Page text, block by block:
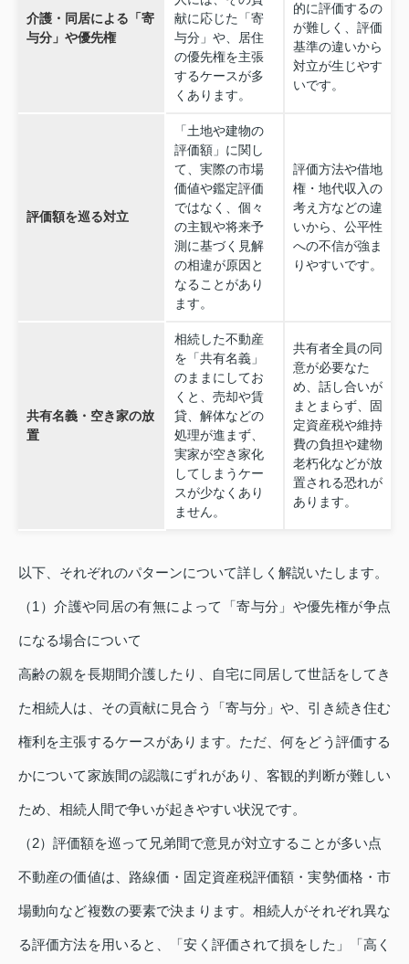
介護・同居による「寄
与分」や優先権
献に応じた「寄
与分」や、居住
の優先権を主張
するケースが多
くあります。
的に評価するの
が難しく、評価
基準の違いから
対立が生じやす
いです。
評価額を巡る対立
「土地や建物の
評価額」に関し
て、実際の市場
価値や鑑定評価
ではなく、個々
の主観や将来予
測に基づく見解
の相違が原因と
なることがあり
ます。
評価方法や借地
権・地代収入の
考え方などの違
いから、公平性
への不信が強ま
りやすいです。
共有名義・空き家の放
置
相続した不動産
を「共有名義」
のままにしてお
くと、売却や賃
貸、解体などの
処理が進まず、
実家が空き家化
してしまうケー
スが少なくあり
ません。
共有者全員の同
意が必要なた
め、話し合いが
まとまらず、固
定資産税や維持
費の負担や建物
老朽化などが放
置される恐れが
あります。
以下、それぞれのパターンについて詳しく解説いたします。
（1）介護や同居の有無によって「寄与分」や優先権が争点
になる場合について
高齢の親を長期間介護したり、自宅に同居して世話をしてき
た相続人は、その貢献に見合う「寄与分」や、引き続き住む
権利を主張するケースがあります。ただ、何をどう評価する
かについて家族間の認識にずれがあり、客観的判断が難しい
ため、相続人間で争いが起きやすい状況です。
（2）評価額を巡って兄弟間で意見が対立することが多い点
不動産の価値は、路線価・固定資産税評価額・実勢価格・市
場動向など複数の要素で決まります。相続人がそれぞれ異な
る評価方法を用いると、「安く評価されて損をした」「高く